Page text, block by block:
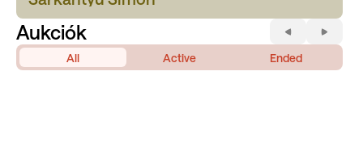
Aukciók
All Active Ended